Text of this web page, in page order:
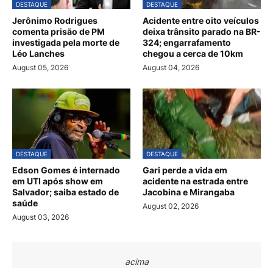
DESTAQUE
Jerônimo Rodrigues
comenta prisão de PM
investigada pela morte de
Léo Lanches
August 05, 2026
DESTAQUE
Acidente entre oito veículos
deixa trânsito parado na BR-
324; engarrafamento
chegou a cerca de 10km
August 04, 2026
DESTAQUE
Edson Gomes é internado
em UTI após show em
Salvador; saiba estado de
saúde
August 03, 2026
DESTAQUE
Gari perde a vida em
acidente na estrada entre
Jacobina e Mirangaba
August 02, 2026
acima